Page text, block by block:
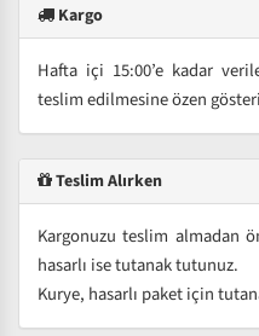
Kargo
Hafta içi 15:00’e kadar
teslim edilmesine özen
Teslim Alırken
Kargonuzu teslim almadan
hasarlı ise tutanak tutunuz.
Kurye, hasarlı paket için